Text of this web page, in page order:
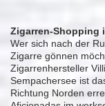
Zigarren-Shopping
Wer sich nach der
Zigarre gönnen
Zigarrenhersteller
Sempachersee ist
Richtung Norden